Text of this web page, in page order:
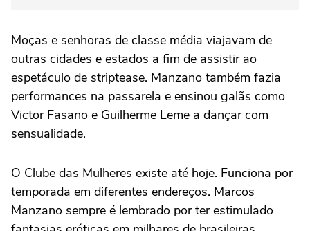
Moças e senhoras de classe média viajavam de
outras cidades e estados a fim de assistir ao
espetáculo de striptease. Manzano também fazia
performances na passarela e ensinou galãs como
Victor Fasano e Guilherme Leme a dançar com
sensualidade.
O Clube das Mulheres existe até hoje. Funciona por
temporada em diferentes endereços. Marcos
Manzano sempre é lembrado por ter estimulado